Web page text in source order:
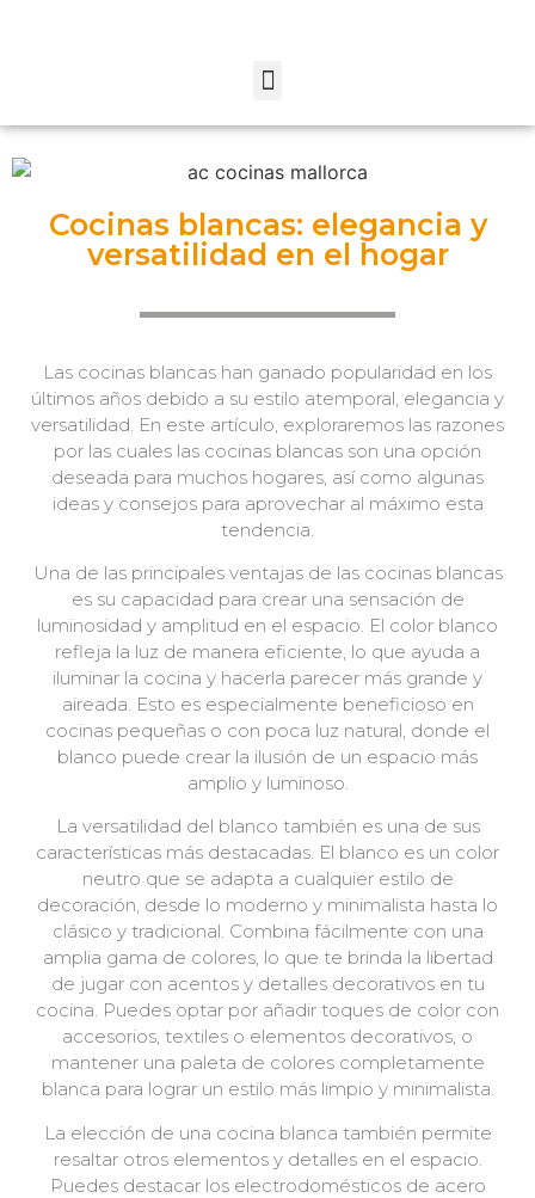
Cocinas blancas: elegancia y
versatilidad en el hogar
Las cocinas blancas han ganado popularidad en los
últimos años debido a su estilo atemporal, elegancia y
versatilidad. En este artículo, exploraremos las razones
por las cuales las cocinas blancas son una opción
deseada para muchos hogares, así como algunas
ideas y consejos para aprovechar al máximo esta
tendencia.
Una de las principales ventajas de las cocinas blancas
es su capacidad para crear una sensación de
luminosidad y amplitud en el espacio. El color blanco
refleja la luz de manera eficiente, lo que ayuda a
iluminar la cocina y hacerla parecer más grande y
aireada. Esto es especialmente beneficioso en
cocinas pequeñas o con poca luz natural, donde el
blanco puede crear la ilusión de un espacio más
amplio y luminoso.
La versatilidad del blanco también es una de sus
características más destacadas. El blanco es un color
neutro que se adapta a cualquier estilo de
decoración, desde lo moderno y minimalista hasta lo
clásico y tradicional. Combina fácilmente con una
amplia gama de colores, lo que te brinda la libertad
de jugar con acentos y detalles decorativos en tu
cocina. Puedes optar por añadir toques de color con
accesorios, textiles o elementos decorativos, o
mantener una paleta de colores completamente
blanca para lograr un estilo más limpio y minimalista.
La elección de una cocina blanca también permite
resaltar otros elementos y detalles en el espacio.
Puedes destacar los electrodomésticos de acero